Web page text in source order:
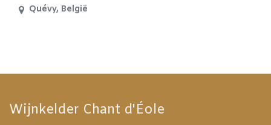
Quévy, België
Wijnkelder Chant d'Éole